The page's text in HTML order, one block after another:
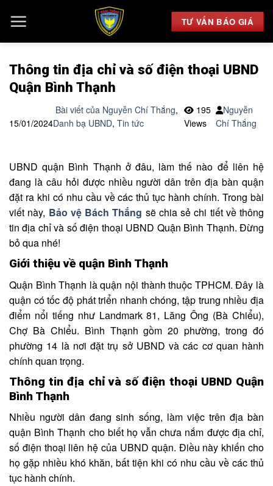
đến
TƯ VẤN BÁO GIÁ
Thông tin địa chỉ và số điện thoại UBND
Quận Bình Thạnh
15/01/2024
Bài viết của Nguyễn Chí Thắng,
Danh bạ UBND, Tin tức
195
Views
Nguyễn
Chí Thắng
UBND quận Bình Thạnh ở đâu, làm thế nào để liên hệ
đang là câu hỏi được nhiều người dân trên địa bàn quận
đặt ra khi có nhu cầu về các thủ tục hành chính. Trong bài
viết này, Bảo vệ Bách Thắng sẽ chia sẻ chi tiết về thông
tin địa chỉ và số điện thoại UBND Quận Bình Thạnh. Đừng
bỏ qua nhé!
Giới thiệu về quận Bình Thạnh
Quận Bình Thạnh là quận nội thành thuộc TPHCM. Đây là
quận có tốc độ phát triển nhanh chóng, tập trung nhiều địa
điểm nổi tiếng như Landmark 81, Lăng Ông (Bà Chiểu),
Chợ Bà Chiểu. Bình Thạnh gồm 20 phường, trong đó
phường 14 là nơi đặt trụ sở UBND và các cơ quan hành
chính quan trọng.
Thông tin địa chỉ và số điện thoại UBND Quận
Bình Thạnh
Nhiều người dân đang sinh sống, làm việc trên địa bàn
quận Bình Thạnh cho biết họ vẫn chưa nắm được địa chỉ,
số điện thoại liên hệ của UBND quận. Điều này khiến cho
họ gặp nhiều khó khăn, bất tiện khi có nhu cầu về các thủ
tục hành chính.